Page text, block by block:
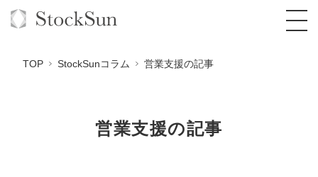
オーダーメイド支援
TOP StockSunコラム 営業支援の記事
営業支援の記事